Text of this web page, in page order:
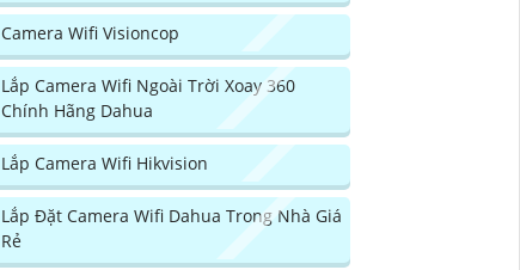
Camera Wifi Visioncop
Lắp Camera Wifi Ngoài Trời Xoay 360
Chính Hãng Dahua
Lắp Camera Wifi Hikvision
Lắp Đặt Camera Wifi Dahua Trong Nhà Giá
Rẻ